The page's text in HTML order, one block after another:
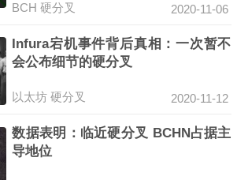
BCH 硬分叉 2020-11-06
Infura宕机事件背后真相：一次暂不
会公布细节的硬分叉
以太坊 硬分叉 2020-11-12
数据表明：临近硬分叉 BCHN占据主
导地位